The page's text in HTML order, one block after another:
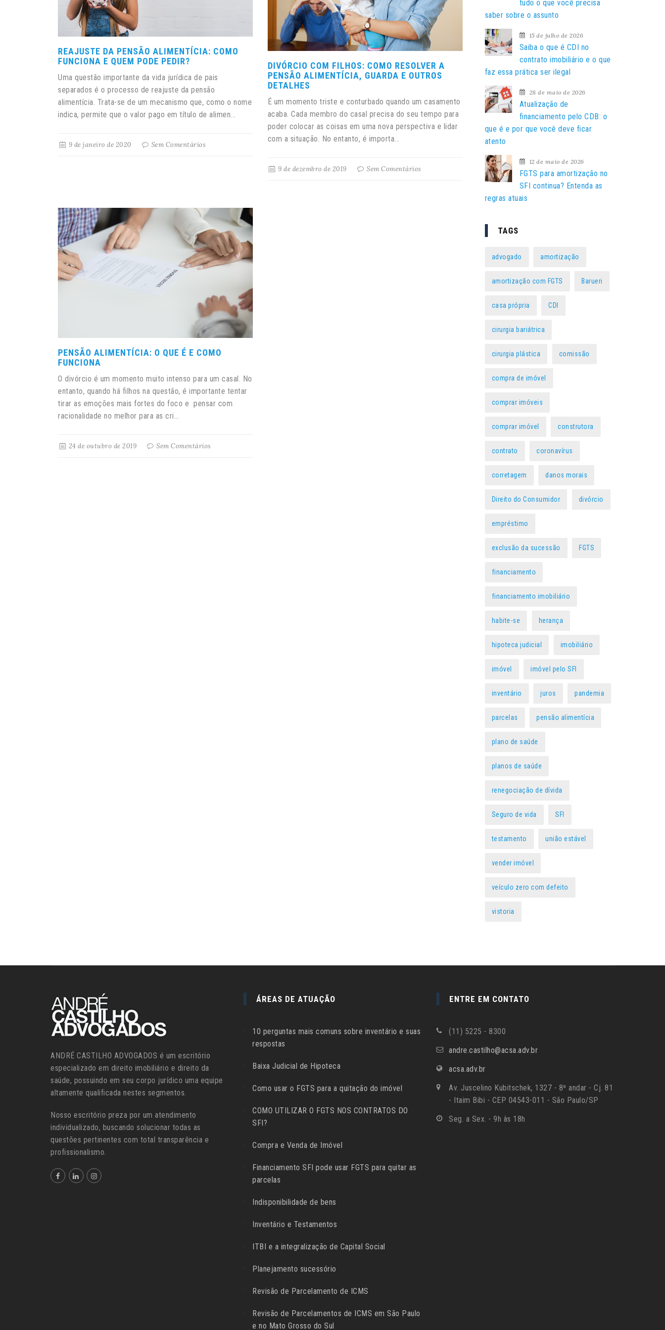
REAJUSTE DA PENSÃO ALIMENTÍCIA: COMO
FUNCIONA E QUEM PODE PEDIR?
Uma questão importante da vida jurídica de pais
separados é o processo de reajuste da pensão
alimentícia. Trata-se de um mecanismo que, como o nome
indica, permite que o valor pago em título de alimen...
9 de janeiro de 2020 Sem Comentários
DIVÓRCIO COM FILHOS: COMO RESOLVER A
PENSÃO ALIMENTÍCIA, GUARDA E OUTROS
DETALHES
É um momento triste e conturbado quando um casamento
acaba. Cada membro do casal precisa do seu tempo para
poder colocar as coisas em uma nova perspectiva e lidar
com a situação. No entanto, é importa...
9 de dezembro de 2019 Sem Comentários
PENSÃO ALIMENTÍCIA: O QUE É E COMO
FUNCIONA
O divórcio é um momento muito intenso para um casal. No
entanto, quando há filhos na questão, é importante tentar
tirar as emoções mais fortes do foco e pensar com
racionalidade no melhor para as cri...
24 de outubro de 2019 Sem Comentários
r
o
r
tudo o que você precisa
saber sobre o assunto
15 de julho de 2026
Saiba o que é CDI no
contrato imobiliário e o que
faz essa prática ser ilegal
28 de maio de 2026
Atualização de
financiamento pelo CDB: o
que é e por que você deve ficar
atento
12 de maio de 2026
FGTS para amortização no
SFI continua? Entenda as
regras atuais
TAGS
advogado amortização
amortização com FGTS Barueri
casa própria CDI
cirurgia bariátrica
cirurgia plástica comissão
compra de imóvel
comprar imóveis
comprar imóvel construtora
contrato coronavírus
corretagem danos morais
Direito do Consumidor divórcio
empréstimo
exclusão da sucessão FGTS
financiamento
financiamento imobiliário
habite-se herança
hipoteca judicial imobiliário
imóvel imóvel pelo SFI
inventário juros pandemia
parcelas pensão alimentícia
plano de saúde
planos de saúde
renegociação de dívida
Seguro de vida SFI
testamento união estável
vender imóvel
veículo zero com defeito
vistoria
ANDRÉ CASTILHO ADVOGADOS é um escritório
especializado em direito imobiliário e direito da
saúde, possuindo em seu corpo jurídico uma equipe
altamente qualificada nestes segmentos.
Nosso escritório preza por um atendimento
individualizado, buscando solucionar todas as
questões pertinentes com total transparência e
profissionalismo.
ÁREAS DE ATUAÇÃO
10 perguntas mais comuns sobre inventário e suas
respostas
Baixa Judicial de Hipoteca
Como usar o FGTS para a quitação do imóvel
COMO UTILIZAR O FGTS NOS CONTRATOS DO
SFI?
Compra e Venda de Imóvel
Financiamento SFI pode usar FGTS para quitar as
parcelas
Indisponibilidade de bens
Inventário e Testamentos
ITBI e a integralização de Capital Social
Planejamento sucessório
Revisão de Parcelamento de ICMS
Revisão de Parcelamentos de ICMS em São Paulo
e no Mato Grosso do Sul
ENTRE EM CONTATO
(11) 5225 - 8300
andre.castilho@acsa.adv.br
acsa.adv.br
Av. Juscelino Kubitschek, 1327 - 8º andar - Cj. 81
- Itaim Bibi - CEP 04543-011 - São Paulo/SP
Seg. a Sex. - 9h às 18h